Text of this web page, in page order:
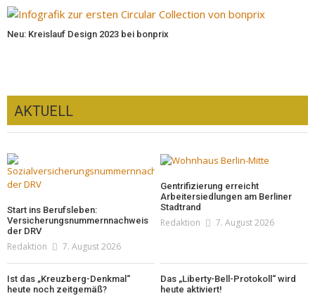
Neu: Kreislauf Design 2023 bei bonprix
AKTUELL
Start ins Berufsleben:
Versicherungsnummernnachweis
der DRV
Redaktion 7. August 2026
Gentrifizierung erreicht
Arbeitersiedlungen am Berliner
Stadtrand
Redaktion 7. August 2026
Ist das „Kreuzberg-Denkmal“
heute noch zeitgemäß?
Das „Liberty-Bell-Protokoll“ wird
heute aktiviert!